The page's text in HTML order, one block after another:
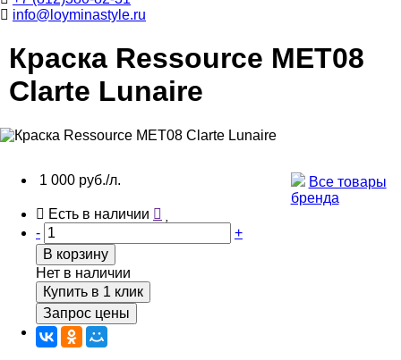
info@loyminastyle.ru
Краска Ressource MET08
Clarte Lunaire
1 000 руб./л.
Все товары
бренда
Есть в наличии
-
+
В корзину
Нет в наличии
Купить в 1 клик
Запрос цены